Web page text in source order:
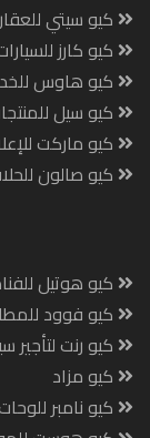
كيو سيتي
كيو كارز
كيو هاوس
كيو سيل
كيو ماركت
كيو صالون
كيو هوتيل
كيو فوود
كيو رنت لتأجير
كيو مزاد
كيو نامبر